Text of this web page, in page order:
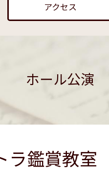
アクセス
ホール公演
ラ鑑賞教室